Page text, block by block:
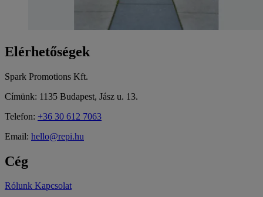
Elérhetőségek
Spark Promotions Kft.
Címünk: 1135 Budapest, Jász u. 13.
Telefon: +36 30 612 7063
Email: hello@repi.hu
Cég
Rólunk Kapcsolat